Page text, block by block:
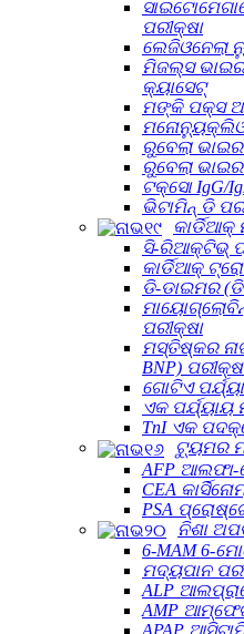
ପରୀକ୍ଷା
ଲେଜିଓନେଲା
ମିଜଲ୍ସ
କ୍ୟାସେଟ୍
ମଙ୍କି ପକ୍ସ
ରୁବେଲା
ରୁବେଲା
ଟକ୍ସୋ IgG/
ଭିଟାମିନ୍ ଡି
କାର୍ଡିଆକ୍
ସି-ରିଆକ୍ଟିଭ୍
କାର୍ଡିଆକ୍
ଡି-ଡାଇମର
ପରୀକ୍ଷା
ମସ୍ତିଷ୍କର
BNP)
ଗୋଟିଏ
ଏକ ପର୍ଯ୍ୟାୟ
TnI ଏକ
ଟ୍ୟୁମର
AFP ଆଲଫା-
CEA
PSA
ନିଶା
6-MAM 6-
ମଦ୍ୟପାନ
ALP
AMP
APAP